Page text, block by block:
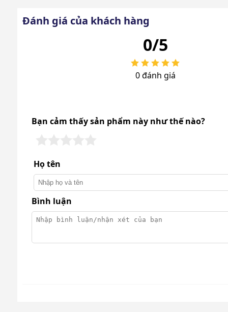
tham gia sản xuất đều có kinh nghiệm, chuyên
lượng hàng đầu. Cụ thể như:
Nhựa PVC sử dụng làm tấm tản nhiệt, chịu
Sợi thủy tinh - composite được dùng để
Quạt được làm từ hợp kim nhôm cho độ bền
Đánh giá của khách hàng
0/5
0 đánh giá
Bạn cảm thấy sản phẩm này như thế nào?
Họ tên
Bình luận